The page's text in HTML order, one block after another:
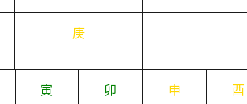
庚
寅 卯 申 酉